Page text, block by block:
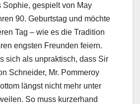
Sophie, gespielt von May
90. Geburtstag und möchte
Tag – wie es die Tradition
engsten Freunden feiern.
sich als unpraktisch, dass Sir
Schneider, Mr. Pommeroy
längst nicht mehr unter
So muss kurzerhand